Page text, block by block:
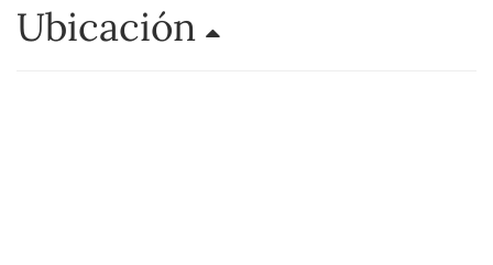
Ubicación